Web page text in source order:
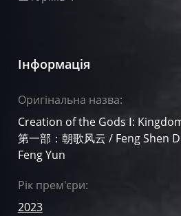
Інформація
Оригінальна назва:
Creation of the Gods Ⅰ:
第一部：朝歌风云 / Feng Shen
Feng Yun
Рік прем'єри:
2023